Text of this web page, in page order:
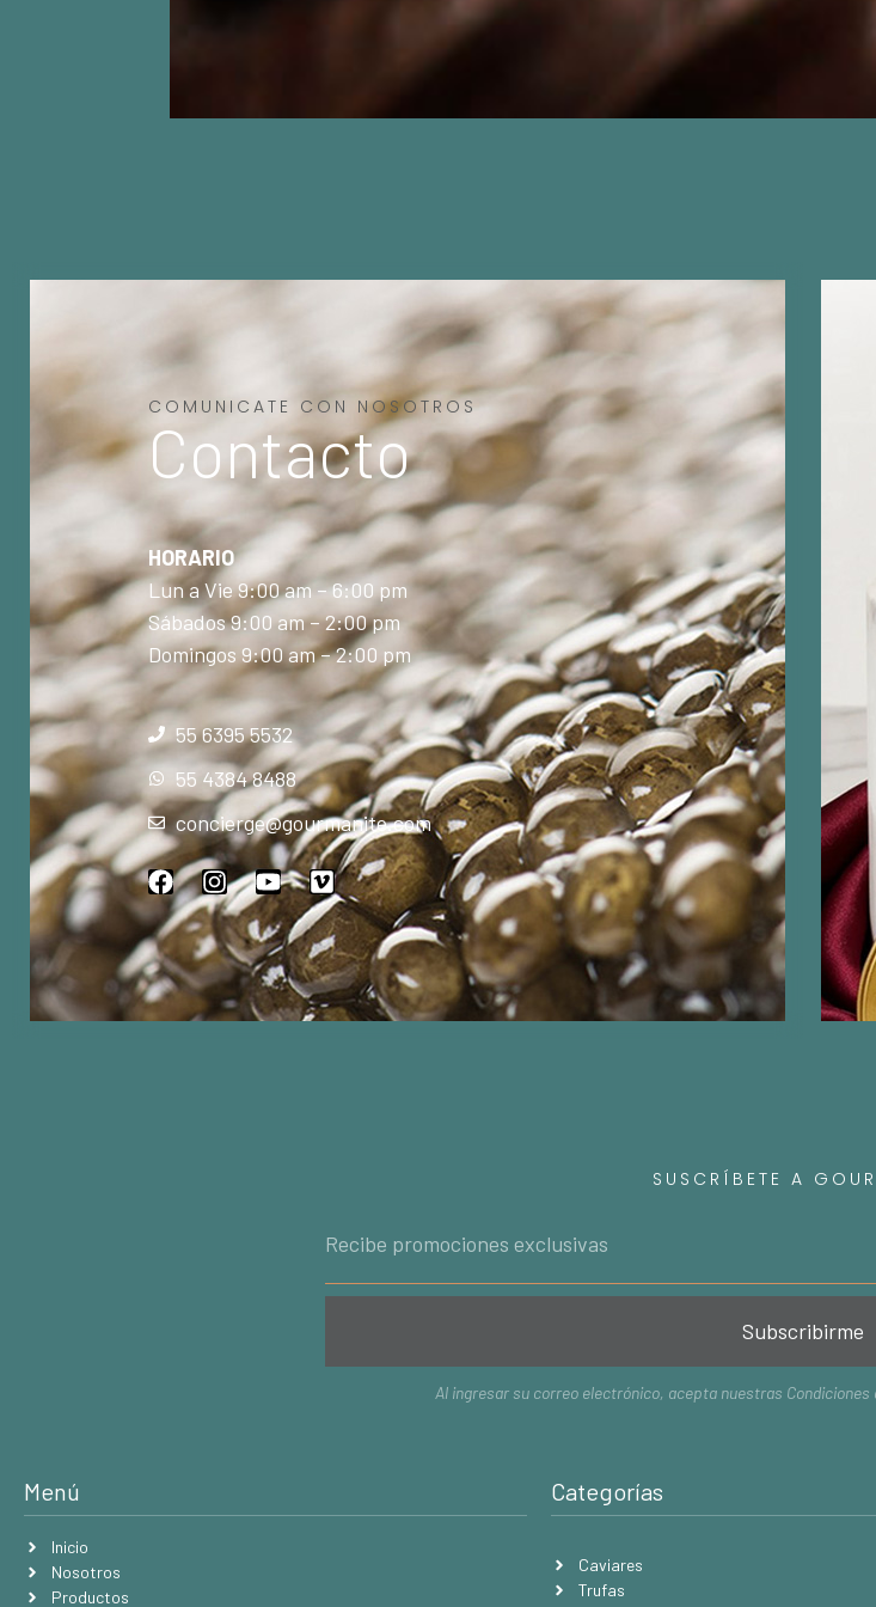
COMUNICATE CON NOSOTROS
Contacto
HORARIO
Lun a Vie 9:00 am – 6:00 pm
Sábados 9:00 am – 2:00 pm
Domingos 9:00 am – 2:00 pm
55 6395 5532
55 4384 8488
concierge@gourmanite.com
SUSCRÍBETE A
Subscribirme
Al ingresar su correo electrónico, acepta nuestras Condiciones
Menú
Inicio
Nosotros
Productos
Categorías
Caviares
Trufas